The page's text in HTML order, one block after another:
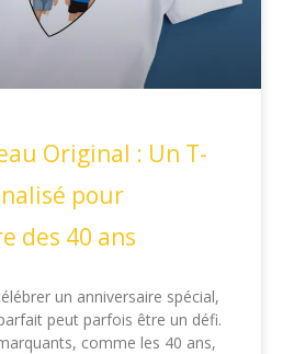
Original : Un T-
pour
des 40 ans
un anniversaire spécial,
peut parfois être un défi.
comme les 40 ans,